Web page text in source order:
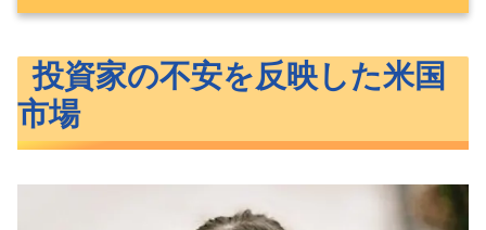
小幅な反発を見せた3指数
小幅な巻き返しが見えたS&P500のヒー
投資家の不安を反映した米国
市場